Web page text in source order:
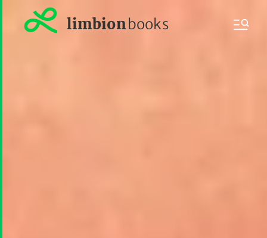
limbionbooks